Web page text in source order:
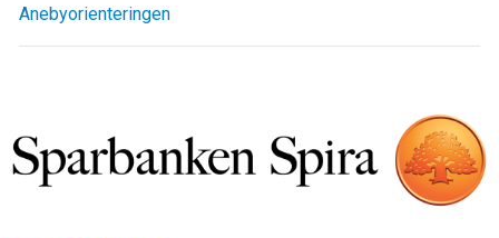
Anebyorienteringen